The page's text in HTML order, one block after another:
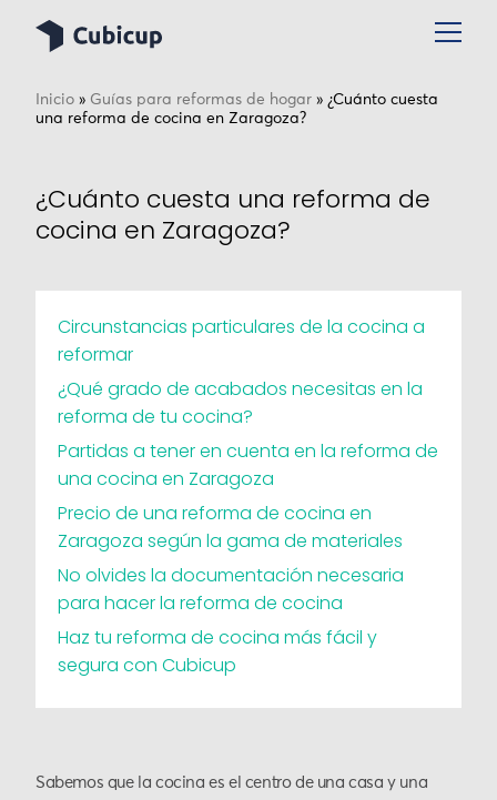
Inicio » Guías para reformas de hogar » ¿Cuánto cuesta
una reforma de cocina en Zaragoza?
¿Cuánto cuesta una reforma de
cocina en Zaragoza?
Circunstancias particulares de la cocina a
reformar
¿Qué grado de acabados necesitas en la
reforma de tu cocina?
Partidas a tener en cuenta en la reforma de
una cocina en Zaragoza
Precio de una reforma de cocina en
Zaragoza según la gama de materiales
No olvides la documentación necesaria
para hacer la reforma de cocina
Haz tu reforma de cocina más fácil y
segura con Cubicup
Sabemos que la cocina es el centro de una casa y una